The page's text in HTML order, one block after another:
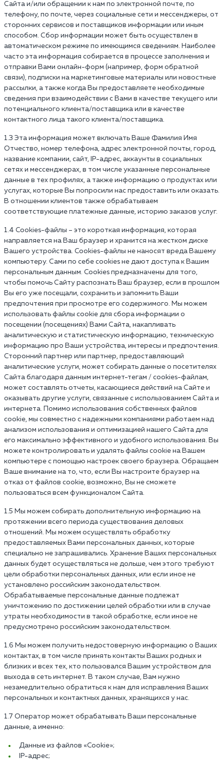
Сайта и/или обращении к нам по электронной почте, по
телефону, по почте, через социальные сети и мессенджеры, от
сторонних сервисов и поставщиков информации или иным
способом. Сбор информации может быть осуществлен в
автоматическом режиме по имеющимся сведениям. Наиболее
часто эта информация собирается в процессе заполнения и
отправки Вами онлайн-форм (например, форм обратной
связи), подписки на маркетинговые материалы или новостные
рассылки, а также когда Вы предоставляете необходимые
сведения при взаимодействии с Вами в качестве текущего или
потенциального клиента/поставщика или в качестве
контактного лица такого клиента/поставщика.
1.3 Эта информация может включать Ваше Фамилия Имя
Отчество, номер телефона, адрес электронной почты, город,
название компании, сайт, IP-адрес, аккаунты в социальных
сетях и мессенджерах, в том числе указанные персональные
данные в тех профилях, а также информацию о продуктах или
услугах, которые Вы попросили нас предоставить или оказать.
В отношении клиентов также обрабатываем
соответствующие платежные данные, историю заказов услуг.
1.4 Cookies-файлы – это короткая информация, которая
направляется на Ваш браузер и хранится на жестком диске
Вашего устройства. Cookies-файлы не наносят вреда Вашему
компьютеру. Сами по себе cookies не дают доступа к Вашим
персональным данным. Cookies предназначены для того,
чтобы помочь Сайту распознать Ваш браузер, если в прошлом
Вы его уже посещали, сохранить и запомнить Ваши
предпочтения при просмотре его содержимого. Мы можем
использовать файлы cookie для сбора информации о
посещении (посещениях) Вами Сайта, накапливать
аналитическую и статистическую информацию, техническую
информацию про Ваши устройства, интересы и предпочтения.
Сторонний партнер или партнер, предоставляющий
аналитические услуги, может собирать данные о посетителях
Сайта благодаря данным интернет-тегам / cookies-файлам,
может составлять отчеты, касающиеся действий на Сайте и
оказывать другие услуги, связанные с использованием Сайта и
интернета. Помимо использования собственных файлов
cookie, мы совместно с надежными компаниями работаем над
анализом использования и оптимизацией нашего Сайта для
его максимально эффективного и удобного использования. Вы
можете контролировать и удалять файлы cookie на Вашем
компьютере с помощью настроек своего браузера. Обращаем
Ваше внимание на то, что, если Вы настроите браузер на
отказ от файлов cookie, возможно, Вы не сможете
пользоваться всем функционалом Сайта.
1.5 Мы можем собирать дополнительную информацию на
протяжении всего периода существования деловых
отношений. Мы можем осуществлять обработку
предоставляемых Вами персональных данных, которые
специально не запрашивались. Хранение Ваших персональных
данных будет осуществляться не дольше, чем этого требуют
цели обработки персональных данных, или если иное не
установлено российским законодательством.
Обрабатываемые персональные данные подлежат
уничтожению по достижении целей обработки или в случае
утраты необходимости в такой обработке, если иное не
предусмотрено российским законодательством.
1.6 Мы можем получить недостоверную информацию о Ваших
контактах, в том числе принять контакты Ваших родных и
близких и всех тех, кто пользовался Вашим устройством для
выхода в сеть интернет. В таком случае, Вам нужно
незамедлительно обратиться к нам для исправления Ваших
персональных и контактных данных, хранящихся у нас.
1.7 Оператор может обрабатывать Ваши персональные
данные, а именно:
Данные из файлов «Cookie»;
IP-адрес;